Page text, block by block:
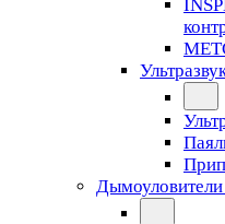
Дымоуловители